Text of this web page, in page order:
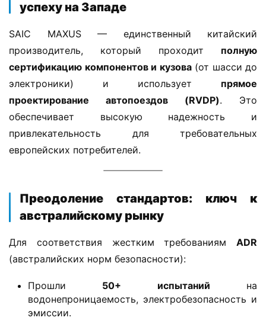
г
к
и
й
о
м
м
е
и
й
а
登录
успеху на Западе​
SAIC MAXUS — единственный китайский
производитель, который проходит ​ ​полную
сертификацию компонентов и кузова​​ (от шасси до
электроники) и использует ​ ​прямое
проектирование автопоездов (RVDP)​​. Это
обеспечивает высокую надежность и
привлекательность для требовательных
европейских потребителей.
​Преодоление стандартов: ключ к
австралийскому рынку​
Для соответствия жестким требованиям ​ ​ADR​
(австралийских норм безопасности):
Прошли ​ ​50+ испытаний​ ​ на
водонепроницаемость, электробезопасность и
эмиссии.